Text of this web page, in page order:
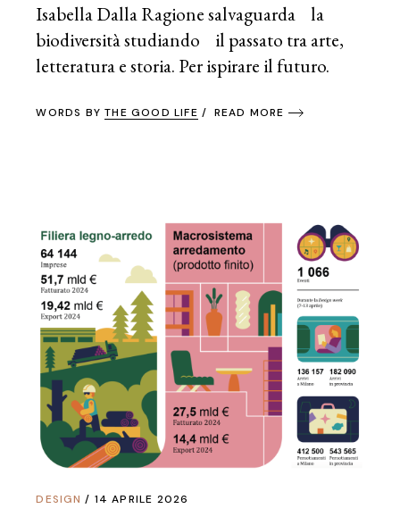
Isabella Dalla Ragione salvaguarda la
biodiversità studiando il passato tra arte,
letteratura e storia. Per ispirare il futuro.
WORDS BYTHE GOOD LIFE READ MORE
DESIGN 14 APRILE 2026